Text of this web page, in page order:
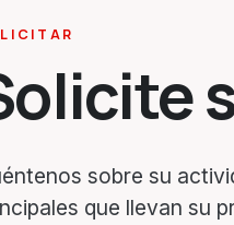
sobre su
que llevan su